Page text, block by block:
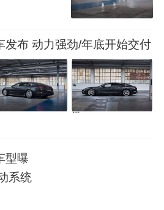
发布 动力强劲/年底开始交付
型曝
系统